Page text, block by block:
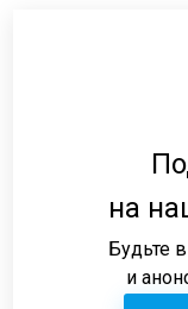
на
Будьте
и